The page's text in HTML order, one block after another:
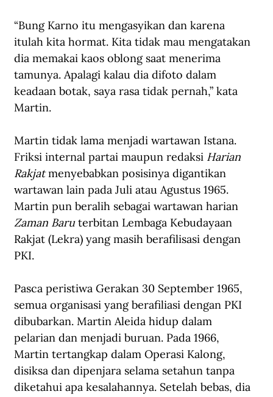
“Bung Karno itu mengasyikan dan karena
itulah kita hormat. Kita tidak mau mengatakan
dia memakai kaos oblong saat menerima
tamunya. Apalagi kalau dia difoto dalam
keadaan botak, saya rasa tidak pernah,” kata
Martin.
Martin tidak lama menjadi wartawan Istana.
Friksi internal partai maupun redaksi Harian
Rakjat menyebabkan posisinya digantikan
wartawan lain pada Juli atau Agustus 1965.
Martin pun beralih sebagai wartawan harian
Zaman Baru terbitan Lembaga Kebudayaan
Rakjat (Lekra) yang masih berafilisasi dengan
PKI.
Pasca peristiwa Gerakan 30 September 1965,
semua organisasi yang berafiliasi dengan PKI
dibubarkan. Martin Aleida hidup dalam
pelarian dan menjadi buruan. Pada 1966,
Martin tertangkap dalam Operasi Kalong,
disiksa dan dipenjara selama setahun tanpa
diketahui apa kesalahannya. Setelah bebas, dia